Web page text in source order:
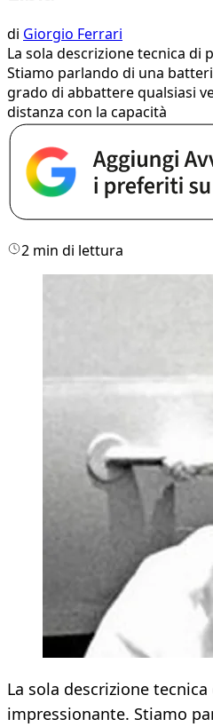
di Giorgio Ferrari
La sola descrizione tecnica di
Stiamo parlando di una
grado di abbattere qualsiasi
distanza con la capacità
2 min di lettura
La sola descrizione
impressionante. Stiamo